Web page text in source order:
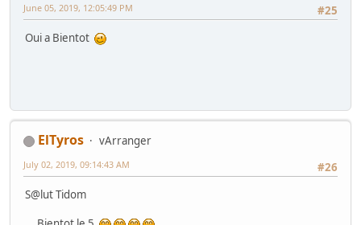
#25
June 05, 2019, 12:05:49 PM
Oui a Bientot
ElTyros
vArranger
#26
July 02, 2019, 09:14:43 AM
S@lut Tidom